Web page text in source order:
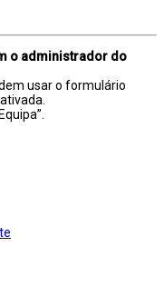
o administrador do
usar o formulário